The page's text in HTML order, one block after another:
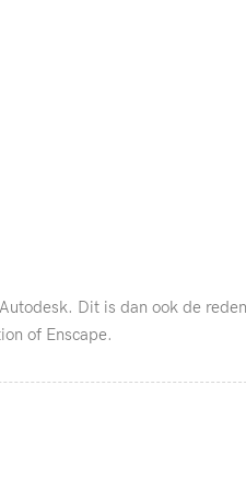
Dit is dan ook de
of Enscape.